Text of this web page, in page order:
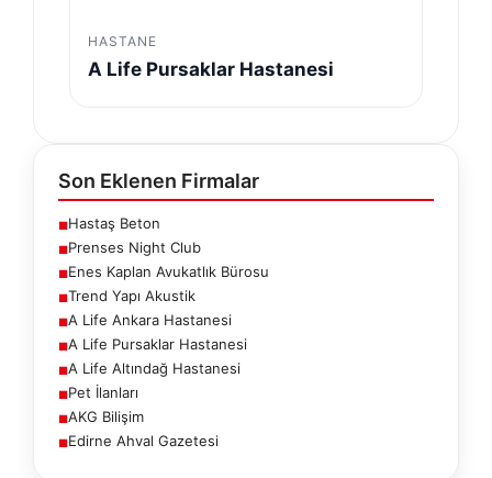
HASTANE
A Life Pursaklar Hastanesi
Son Eklenen Firmalar
■Hastaş Beton
■Prenses Night Club
■Enes Kaplan Avukatlık Bürosu
■Trend Yapı Akustik
■A Life Ankara Hastanesi
■A Life Pursaklar Hastanesi
■A Life Altındağ Hastanesi
■Pet İlanları
■AKG Bilişim
■Edirne Ahval Gazetesi